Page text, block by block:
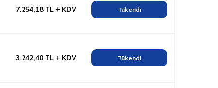
7.254,18TL KDV Tükendi
3.242,40 TL KDV Tükendi